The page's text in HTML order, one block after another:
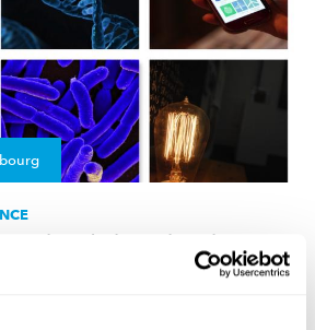
de la recherche au